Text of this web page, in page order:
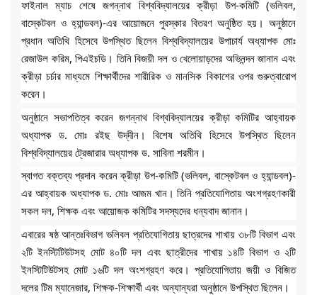
ফাইনাল ম্যাচ শেষে জগন্নাথ বিশ্ববিদ্যালয়ের ক্রীড়া উপ-কমিটি (ভলিবল,
বাস্কেটবল ও হ্যান্ডবল)-এর আয়োজনে পুরস্কার বিতরণ অনুষ্ঠিত হয়। অনুষ্ঠানে
প্রধান অতিথি হিসেবে উপস্থিত ছিলেন বিশ্ববিদ্যালয়ের উপাচার্য অধ্যাপক মোঃ
রেজাউল করিম, পিএইচডি। তিনি বিজয়ী দল ও খেলোয়াড়দের অভিনন্দন জানান এবং
ক্রীড়া চর্চার মাধ্যমে শিক্ষার্থীদের শারীরিক ও মানসিক বিকাশের ওপর গুরুত্বারোপ
করেন।
অনুষ্ঠানে সভাপতিত্ব করেন জগন্নাথ বিশ্ববিদ্যালয়ের ক্রীড়া কমিটির আহ্বায়ক
অধ্যাপক ড. মোঃ রইছ উদ্‌দীন। বিশেষ অতিথি হিসেবে উপস্থিত ছিলেন
বিশ্ববিদ্যালয়ের ট্রেজারার অধ্যাপক ড. সাবিনা শরমীন।
স্বাগত বক্তব্য প্রদান করেন ক্রীড়া উপ-কমিটি (ভলিবল, বাস্কেটবল ও হ্যান্ডবল)-
এর আহ্বায়ক অধ্যাপক ড. মোঃ আজম খান। তিনি প্রতিযোগিতায় অংশগ্রহণকারী
সকল দল, শিক্ষক এবং আয়োজক কমিটির সদস্যদের ধন্যবাদ জানান।
এবারের ষষ্ঠ আন্তঃবিভাগ ভলিবল প্রতিযোগিতায় ছাত্রদের শাখায় ৩৮টি বিভাগ এবং
২টি ইনস্টিটিউটসহ মোট ৪০টি দল এবং ছাত্রীদের শাখায় ১৪টি বিভাগ ও ২টি
ইনস্টিটিউটসহ মোট ১৬টি দল অংশগ্রহণ করে। প্রতিযোগিতায় জয়ী ও বিজিত
দলের টিম ম্যানেজার, শিক্ষক-শিক্ষার্থী এবং অন্যান্যরা অনুষ্ঠানে উপস্থিত ছিলেন।